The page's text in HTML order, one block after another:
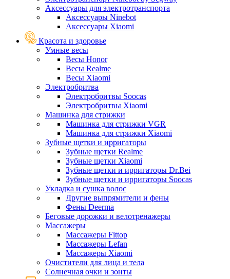
Аксессуары для электротранспорта
Аксессуары Ninebot
Аксессуары Xiaomi
Красота и здоровье
Умные весы
Весы Honor
Весы Realme
Весы Xiaomi
Электробритва
Электробритвы Soocas
Электробритвы Xiaomi
Машинка для стрижки
Машинка для стрижки VGR
Машинка для стрижки Xiaomi
Зубные щетки и ирригаторы
Зубные щетки Realme
Зубные щетки Xiaomi
Зубные щетки и ирригаторы Dr.Bei
Зубные щетки и ирригаторы Soocas
Укладка и сушка волос
Другие выпрямители и фены
Фены Deerma
Беговые дорожки и велотренажеры
Массажеры
Массажеры Fittop
Массажеры Lefan
Массажеры Xiaomi
Очистители для лица и тела
Солнечная очки и зонты